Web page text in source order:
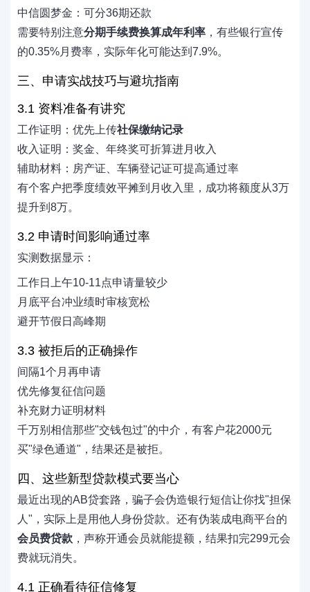
中信圆梦金：可分36期还款
需要特别注意分期手续费换算成年利率 ，有些银行宣传
的0.35%月费率，实际年化可能达到7.9%。
三、申请实战技巧与避坑指南
3.1 资料准备有讲究
工作证明：优先上传社保缴纳记录
收入证明：奖金、年终奖可折算进月收入
辅助材料：房产证、车辆登记证可提高通过率
有个客户把季度绩效平摊到月收入里，成功将额度从3万
提升到8万。
3.2 申请时间影响通过率
实测数据显示：
工作日上午10-11点申请量较少
月底平台冲业绩时审核宽松
避开节假日高峰期
3.3 被拒后的正确操作
间隔1个月再申请
优先修复征信问题
补充财力证明材料
千万别相信那些"交钱包过"的中介，有客户花2000元
买"绿色通道"，结果还是被拒。
四、这些新型贷款模式要当心
最近出现的AB贷套路，骗子会伪造银行短信让你找"担保
人"，实际上是用他人身份贷款。还有伪装成电商平台的
会员费贷款 ，声称开通会员就能提额，结果扣完299元会
费就玩消失。
4.1 正确看待征信修复